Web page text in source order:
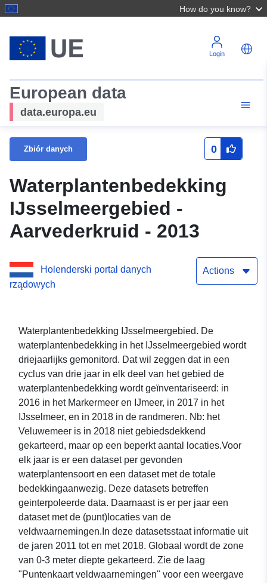
How do you know?
Login
European data
data.europa.eu
Zbiór danych 0
Waterplantenbedekking
IJsselmeergebied -
Aarvederkruid - 2013
Holenderski portal danych
rządowych
Actions
Waterplantenbedekking IJsselmeergebied. De
waterplantenbedekking in het IJsselmeergebied wordt
driejaarlijks gemonitord. Dat wil zeggen dat in een
cyclus van drie jaar in elk deel van het gebied de
waterplantenbedekking wordt geïnventariseerd: in
2016 in het Markermeer en IJmeer, in 2017 in het
IJsselmeer, en in 2018 in de randmeren. Nb: het
Veluwemeer is in 2018 niet gebiedsdekkend
gekarteerd, maar op een beperkt aantal locaties.Voor
elk jaar is er een dataset per gevonden
waterplantensoort en een dataset met de totale
bedekkingaanwezig. Deze datasets betreffen
geinterpoleerde data. Daarnaast is er per jaar een
dataset met de (punt)locaties van de
veldwaarnemingen.In deze datasetsstaat informatie uit
de jaren 2011 tot en met 2018. Globaal wordt de zone
van 0-3 meter diepte gekarteerd. Zie de laag
"Puntenkaart veldwaarnemingen" voor een weergave